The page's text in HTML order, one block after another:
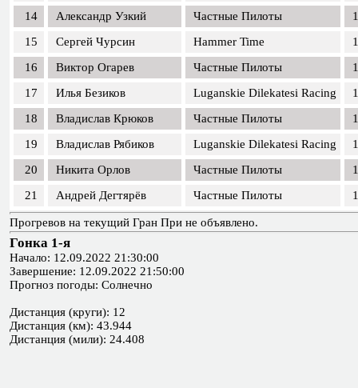
14
Александр Узкий Частные Пилоты
15
Сергей Чурсин Hammer Time
16
Виктор Огарев Частные Пилоты
17
Илья Безиков Luganskie Dilekatesi Racing
18
Владислав Крюков Частные Пилоты
19
Владислав Рябиков Luganskie Dilekatesi Racing
20
Никита Орлов Частные Пилоты
21
Андрей Дегтярёв Частные Пилоты
Прогревов на текущий Гран При не объявлено.
Гонка 1-я
Начало: 12.09.2022 21:30:00
Завершение: 12.09.2022 21:50:00
Прогноз погоды: Солнечно
Дистанция (круги): 12
Дистанция (км): 43.944
Дистанция (мили): 24.408